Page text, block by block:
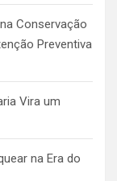
Conservação
Preventiva
Vira um
na Era do